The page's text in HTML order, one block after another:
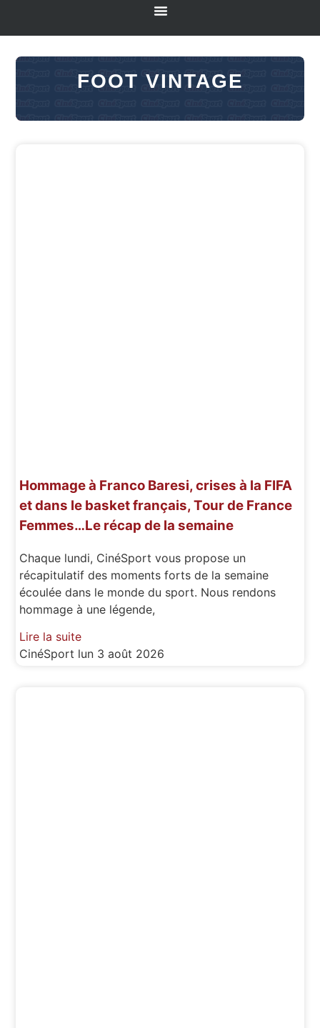
FOOT VINTAGE
Hommage à Franco Baresi, crises à la FIFA
et dans le basket français, Tour de France
Femmes…Le récap de la semaine
Chaque lundi, CinéSport vous propose un
récapitulatif des moments forts de la semaine
écoulée dans le monde du sport. Nous rendons
hommage à une légende,
Lire la suite
CinéSport lun 3 août 2026